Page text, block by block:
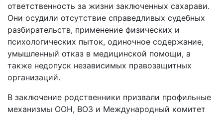
ответственность за жизни заключенных сахарави.
Они осудили отсутствие справедливых судебных
разбирательств, применение физических и
психологических пыток, одиночное содержание,
умышленный отказ в медицинской помощи, а
также недопуск независимых правозащитных
организаций.
В заключение родственники призвали профильные
механизмы ООН, ВОЗ и Международный комитет